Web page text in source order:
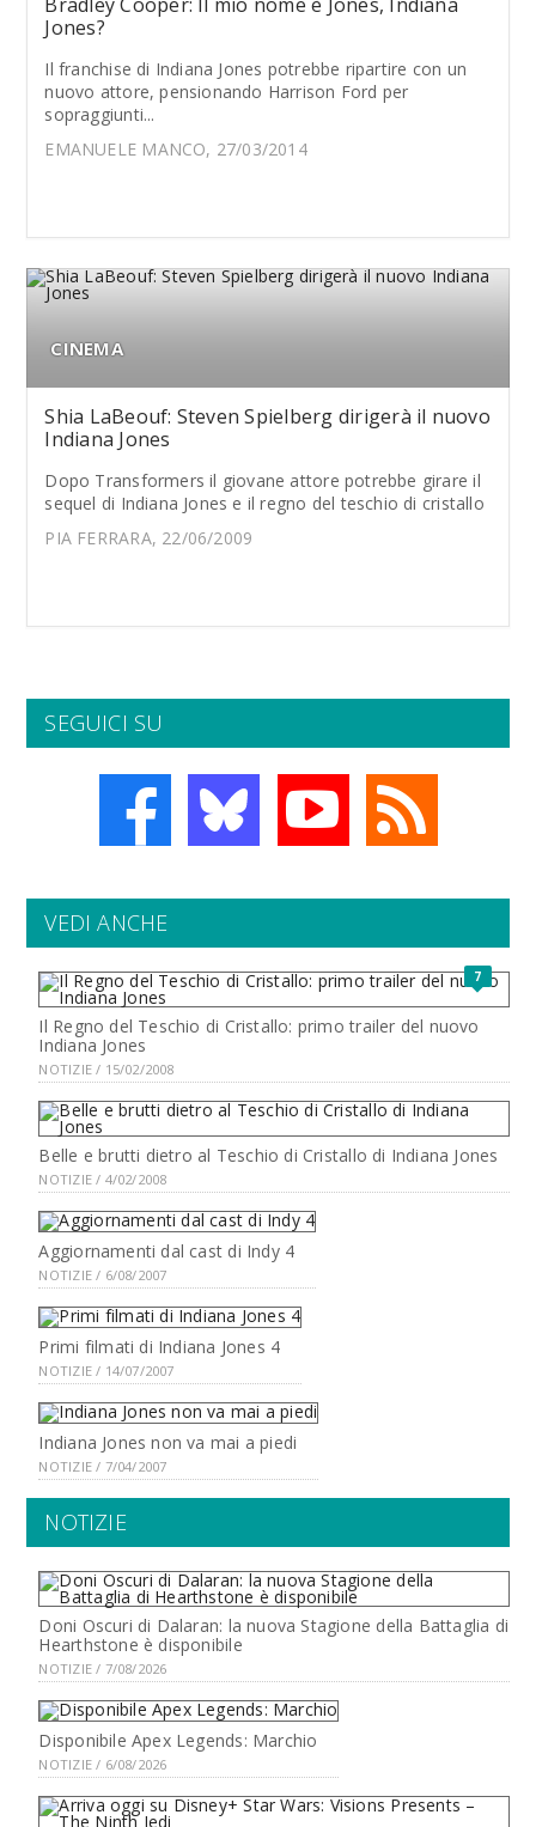
Jones?
Il franchise di Indiana Jones potrebbe ripartire con un
nuovo attore, pensionando Harrison Ford per
sopraggiunti...
EMANUELE MANCO, 27/03/2014
CINEMA
Shia LaBeouf: Steven Spielberg dirigerà il nuovo
Indiana Jones
Dopo Transformers il giovane attore potrebbe girare il
sequel di Indiana Jones e il regno del teschio di cristallo
PIA FERRARA, 22/06/2009
SEGUICI SU
VEDI ANCHE
7
Il Regno del Teschio di Cristallo: primo trailer del nuovo
Indiana Jones
NOTIZIE / 15/02/2008
Belle e brutti dietro al Teschio di Cristallo di Indiana Jones
NOTIZIE / 4/02/2008
Aggiornamenti dal cast di Indy 4
NOTIZIE / 6/08/2007
Primi filmati di Indiana Jones 4
NOTIZIE / 14/07/2007
Indiana Jones non va mai a piedi
NOTIZIE / 7/04/2007
NOTIZIE
Doni Oscuri di Dalaran: la nuova Stagione della Battaglia di
Hearthstone è disponibile
NOTIZIE / 7/08/2026
Disponibile Apex Legends: Marchio
NOTIZIE / 6/08/2026